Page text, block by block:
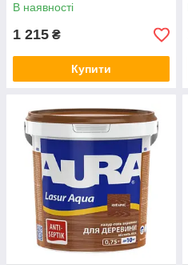
В наявності
1 215 ₴
Купити